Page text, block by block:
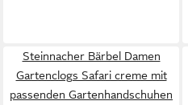
Steinnacher Bärbel Damen
Gartenclogs Safari creme mit
passenden Gartenhandschuhen